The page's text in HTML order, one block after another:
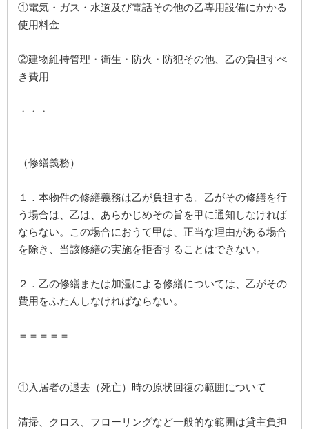
①電気・ガス・水道及び電話その他の乙専用設備にかかる
使用料金
②建物維持管理・衛生・防火・防犯その他、乙の負担すべ
き費用
・・・
（修繕義務）
１．本物件の修繕義務は乙が負担する。乙がその修繕を行
う場合は、乙は、あらかじめその旨を甲に通知しなければ
ならない。この場合におうて甲は、正当な理由がある場合
を除き、当該修繕の実施を拒否することはできない。
２．乙の修繕または加湿による修繕については、乙がその
費用をふたんしなければならない。
＝＝＝＝＝
①入居者の退去（死亡）時の原状回復の範囲について
清掃、クロス、フローリングなど一般的な範囲は貸主負担